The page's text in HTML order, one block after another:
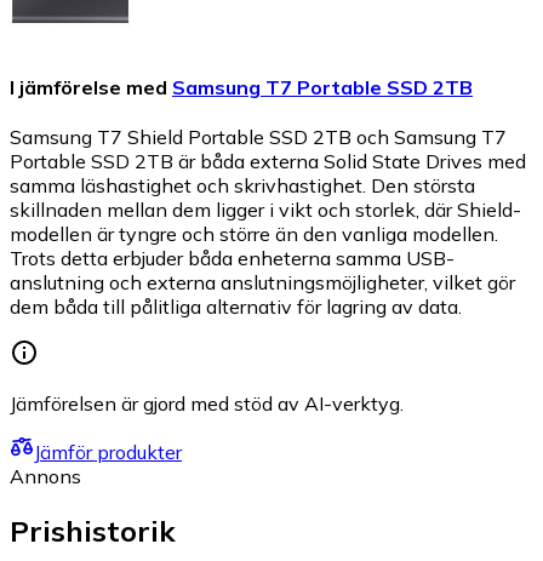
I jämförelse med Samsung T7 Portable SSD 2TB
Samsung T7 Shield Portable SSD 2TB och Samsung T7
Portable SSD 2TB är båda externa Solid State Drives med
samma läshastighet och skrivhastighet. Den största
skillnaden mellan dem ligger i vikt och storlek, där Shield-
modellen är tyngre och större än den vanliga modellen.
Trots detta erbjuder båda enheterna samma USB-
anslutning och externa anslutningsmöjligheter, vilket gör
dem båda till pålitliga alternativ för lagring av data.
Jämförelsen är gjord med stöd av AI-verktyg.
Jämför produkter
Annons
Prishistorik